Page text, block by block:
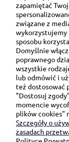
zapamiętać
związane z
wykorzystujemy
sposobu
Domyślnie
poprawnego
wszystkie
lub odmówić i
też dostosować
"Dostosuj
momencie
plików cookies"
Szczegóły o
zasadach